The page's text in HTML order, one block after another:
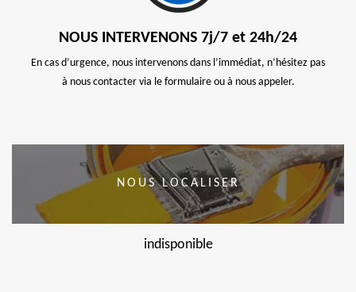
NOUS INTERVENONS 7j/7 et 24h/24
En cas d’urgence, nous intervenons dans l’immédiat, n’hésitez pas
à nous contacter via le formulaire ou à nous appeler.
NOUS LOCALISER
indisponible